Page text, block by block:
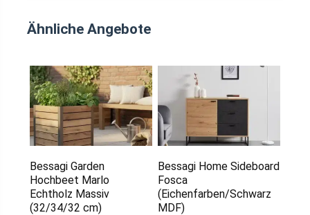
Ähnliche Angebote
Bessagi Garden
Hochbeet Marlo
Echtholz Massiv
(32/34/32 cm)
Bessagi Home Sideboard
Fosca
(Eichenfarben/Schwarz
MDF)